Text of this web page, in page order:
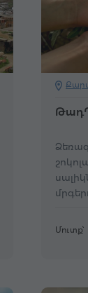
Մուտք՝